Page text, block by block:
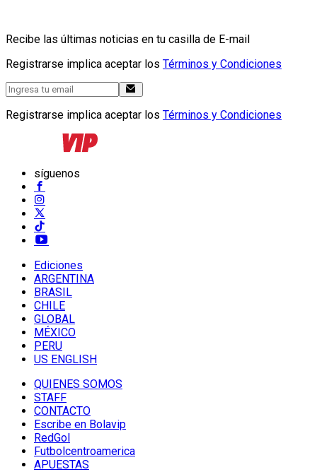
Recibe las últimas noticias en tu casilla de E-mail
Registrarse implica aceptar los Términos y Condiciones
Registrarse implica aceptar los Términos y Condiciones
síguenos
Ediciones
ARGENTINA
BRASIL
CHILE
GLOBAL
MÉXICO
PERU
US ENGLISH
QUIENES SOMOS
STAFF
CONTACTO
Escribe en Bolavip
RedGol
Futbolcentroamerica
APUESTAS